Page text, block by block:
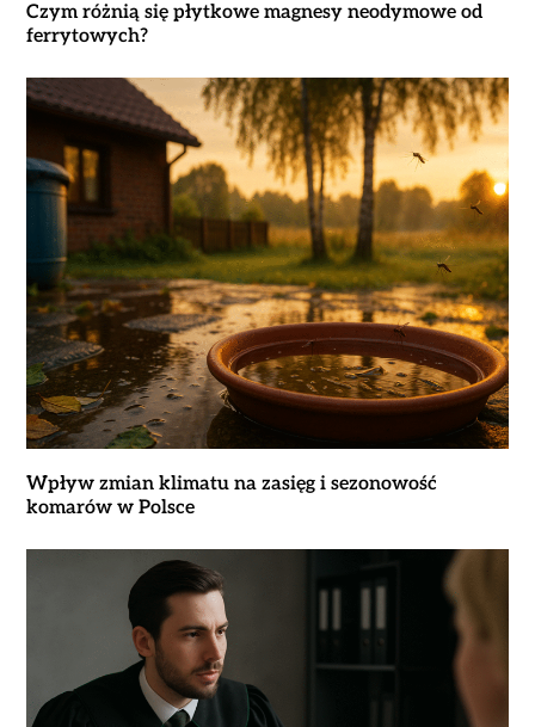
Czym różnią się płytkowe magnesy neodymowe od
ferrytowych?
Wpływ zmian klimatu na zasięg i sezonowość
komarów w Polsce